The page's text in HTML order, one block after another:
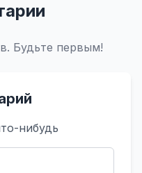
Будьте первым!
нибудь